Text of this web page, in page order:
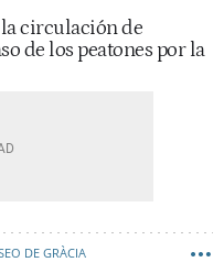
circulación de
de los peatones por la
DE GRÀCIA